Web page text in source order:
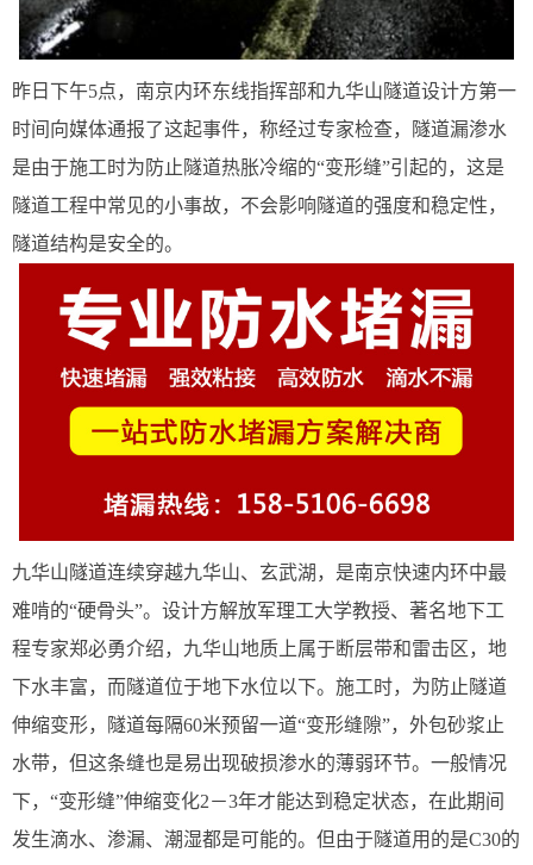
昨日下午5点，南京内环东线指挥部和九华山隧道设计方第一
时间向媒体通报了这起事件，称经过专家检查，隧道漏渗水
是由于施工时为防止隧道热胀冷缩的“变形缝”引起的，这是
隧道工程中常见的小事故，不会影响隧道的强度和稳定性，
隧道结构是安全的。
九华山隧道连续穿越九华山、玄武湖，是南京快速内环中最
难啃的“硬骨头”。设计方解放军理工大学教授、著名地下工
程专家郑必勇介绍，九华山地质上属于断层带和雷击区，地
下水丰富，而隧道位于地下水位以下。施工时，为防止隧道
伸缩变形，隧道每隔60米预留一道“变形缝隙”，外包砂浆止
水带，但这条缝也是易出现破损渗水的薄弱环节。一般情况
下，“变形缝”伸缩变化2－3年才能达到稳定状态，在此期间
发生滴水、渗漏、潮湿都是可能的。但由于隧道用的是C30的